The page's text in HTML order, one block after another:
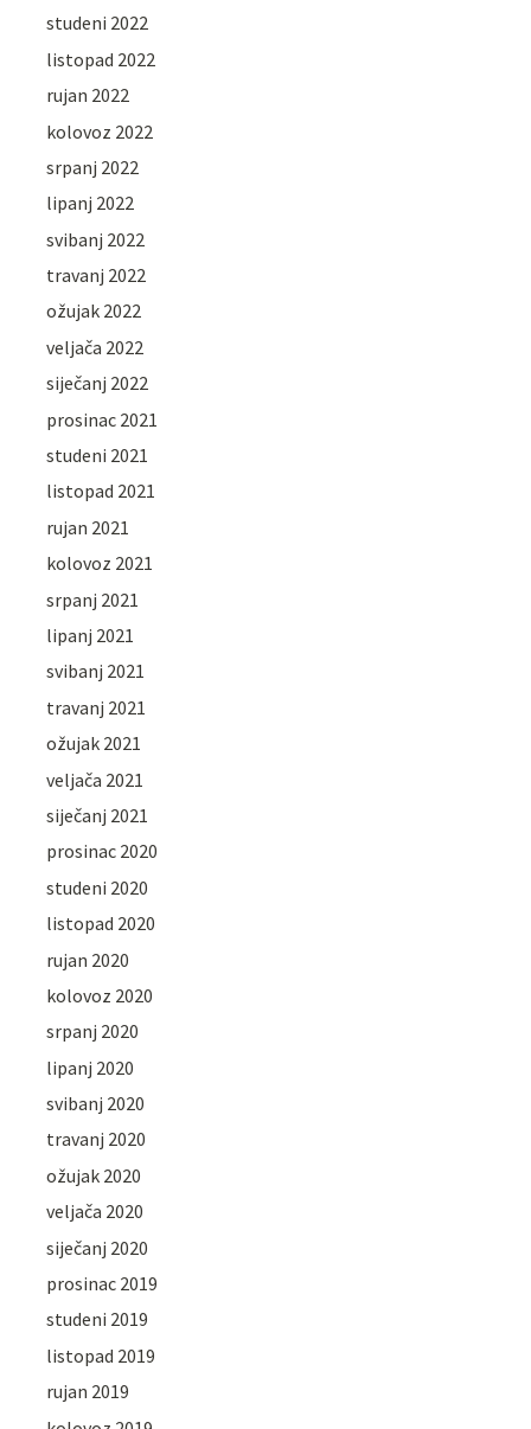
studeni 2022
listopad 2022
rujan 2022
kolovoz 2022
srpanj 2022
lipanj 2022
svibanj 2022
travanj 2022
ožujak 2022
veljača 2022
siječanj 2022
prosinac 2021
studeni 2021
listopad 2021
rujan 2021
kolovoz 2021
srpanj 2021
lipanj 2021
svibanj 2021
travanj 2021
ožujak 2021
veljača 2021
siječanj 2021
prosinac 2020
studeni 2020
listopad 2020
rujan 2020
kolovoz 2020
srpanj 2020
lipanj 2020
svibanj 2020
travanj 2020
ožujak 2020
veljača 2020
siječanj 2020
prosinac 2019
studeni 2019
listopad 2019
rujan 2019